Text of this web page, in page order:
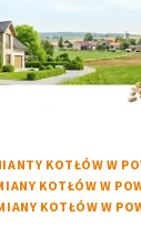
KOTŁÓW W
KOTŁÓW W
KOTŁÓW W